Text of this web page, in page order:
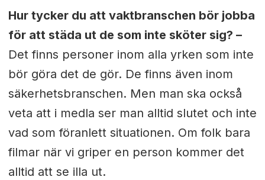
Hur tycker du att vaktbranschen bör jobba
för att städa ut de som inte sköter sig? –
Det finns personer inom alla yrken som inte
bör göra det de gör. De finns även inom
säkerhetsbranschen. Men man ska också
veta att i medla ser man alltid slutet och inte
vad som föranlett situationen. Om folk bara
filmar när vi griper en person kommer det
alltid att se illa ut.